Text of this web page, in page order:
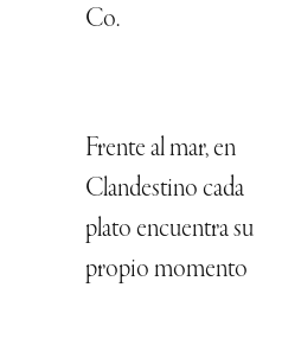
Co.
Frente al mar, en
Clandestino cada
plato encuentra su
propio momento